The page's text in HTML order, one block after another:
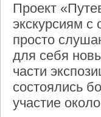
Проект
экскурсиям с
просто
для себя
части
состоялись
участие